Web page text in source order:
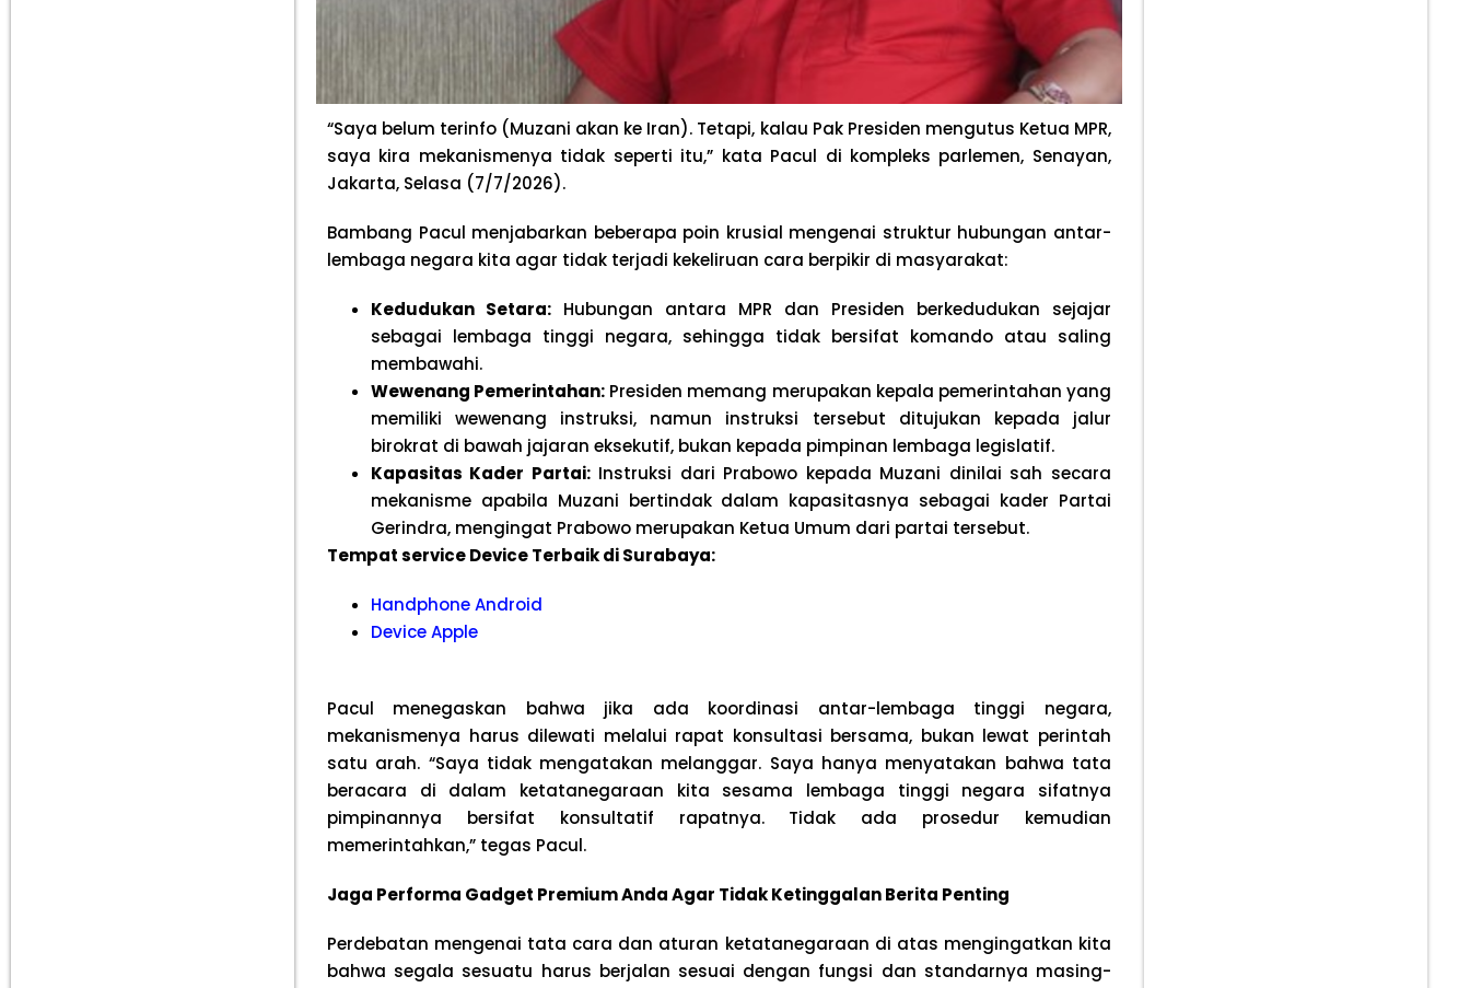
“Saya belum terinfo (Muzani akan ke Iran). Tetapi, kalau Pak Presiden mengutus Ketua MPR,
saya kira mekanismenya tidak seperti itu,” kata Pacul di kompleks parlemen, Senayan,
Jakarta, Selasa (7/7/2026).
Bambang Pacul menjabarkan beberapa poin krusial mengenai struktur hubungan antar-
lembaga negara kita agar tidak terjadi kekeliruan cara berpikir di masyarakat:
Kedudukan Setara:Hubungan antara MPR dan Presiden berkedudukan sejajar
sebagai lembaga tinggi negara, sehingga tidak bersifat komando atau saling
membawahi.
Wewenang Pemerintahan: Presiden memang merupakan kepala pemerintahan yang
memiliki wewenang instruksi, namun instruksi tersebut ditujukan kepada jalur
birokrat di bawah jajaran eksekutif, bukan kepada pimpinan lembaga legislatif.
Kapasitas Kader Partai:Instruksi dari Prabowo kepada Muzani dinilai sah secara
mekanisme apabila Muzani bertindak dalam kapasitasnya sebagai kader Partai
Gerindra, mengingat Prabowo merupakan Ketua Umum dari partai tersebut.
Tempat service Device Terbaik di Surabaya:
Handphone Android
Device Apple
Pacul menegaskan bahwa jika ada koordinasi antar-lembaga tinggi negara,
mekanismenya harus dilewati melalui rapat konsultasi bersama, bukan lewat perintah
satu arah. “Saya tidak mengatakan melanggar. Saya hanya menyatakan bahwa tata
beracara di dalam ketatanegaraan kita sesama lembaga tinggi negara sifatnya
pimpinannya bersifat konsultatif rapatnya. Tidak ada prosedur kemudian
memerintahkan,” tegas Pacul.
Jaga Performa Gadget Premium Anda Agar Tidak Ketinggalan Berita Penting
Perdebatan mengenai tata cara dan aturan ketatanegaraan di atas mengingatkan kita
bahwa segala sesuatu harus berjalan sesuai dengan fungsi dan standarnya masing-